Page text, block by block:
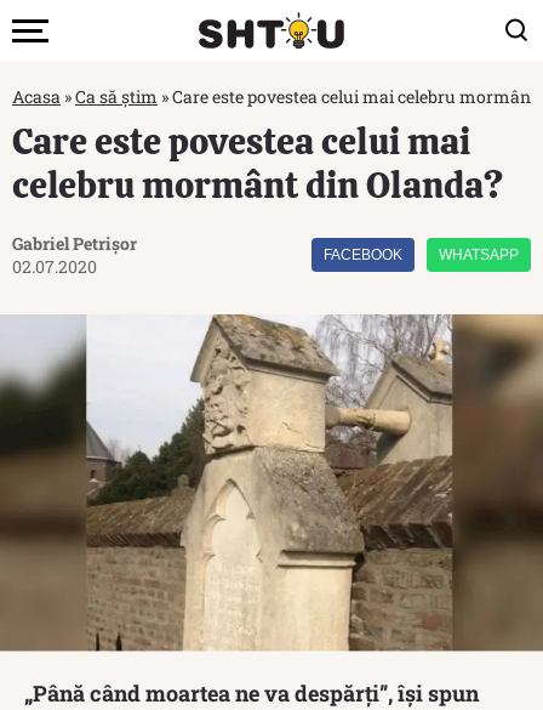
Acasa »Ca să știm »Care este povestea celui mai celebru mormânt
Care este povestea celui mai
celebru mormânt din Olanda?
Gabriel Petrișor
02.07.2020
FACEBOOK WHATSAPP
„Până când moartea ne va despărți”, își spun